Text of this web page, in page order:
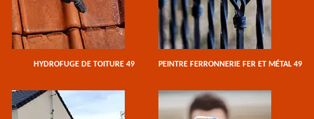
HYDROFUGE DE TOITURE 49 PEINTRE FERRONNERIE FER ET MÉTAL 49